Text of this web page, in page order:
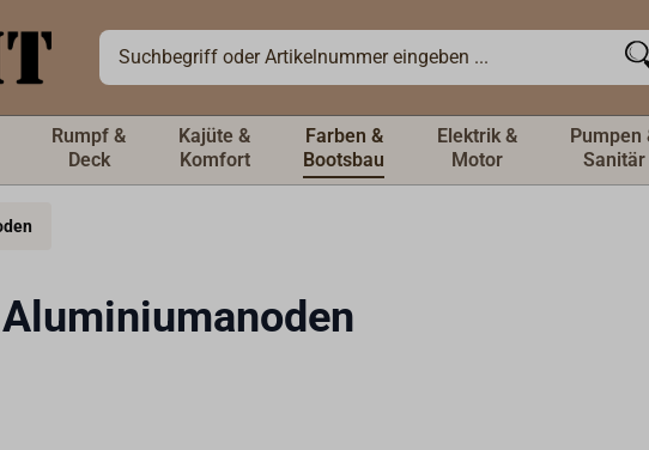
Rumpf &
Deck
Kajüte &
Komfort
Farben &
Bootsbau
Elektrik &
Motor
Pumpen
Sanitär
Aluminiumanoden